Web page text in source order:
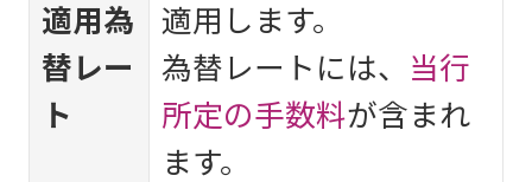
適用為
替レー
ト
適用します。
為替レートには、 当行
所定の手数料が含まれ
ます。